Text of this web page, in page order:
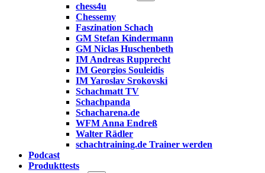
chess4u
Chessemy
Faszination Schach
GM Stefan Kindermann
GM Niclas Huschenbeth
IM Andreas Rupprecht
IM Georgios Souleidis
IM Yaroslav Srokovski
Schachmatt TV
Schachpanda
Schacharena.de
WFM Anna Endreß
Walter Rädler
schachtraining.de Trainer werden
Podcast
Produkttests